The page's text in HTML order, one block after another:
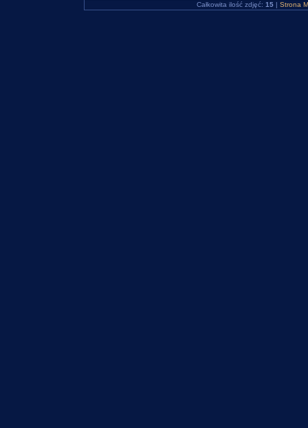
Całkowita ilość zdjęć: 15 | Strona